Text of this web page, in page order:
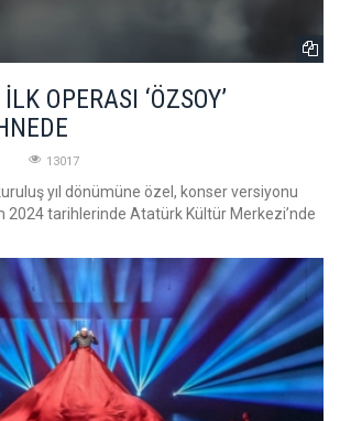
OPERASI ‘ÖZSOY’
13017
yıl dönümüne özel, konser versiyonu
2024 tarihlerinde Atatürk Kültür Merkezi’nde